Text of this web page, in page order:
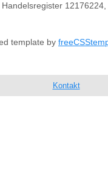
template by
KontaktTel.: